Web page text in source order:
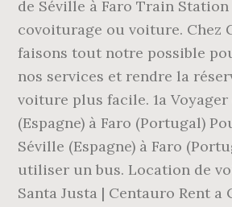
de Séville à Faro Train
covoiturage ou voiture. Chez
faisons tout notre possible
nos services et rendre la
voiture plus facile. 1a Voyager
(Espagne) à Faro (Portugal)
Séville (Espagne) à Faro
utiliser un bus. Location de
Santa Justa | Centauro Rent a